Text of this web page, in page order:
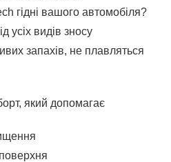
гідні вашого автомобіля?
усіх видів зносу
запахів, не плавляться
який допомагає